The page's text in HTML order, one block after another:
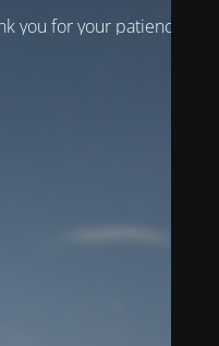
you for your patience!